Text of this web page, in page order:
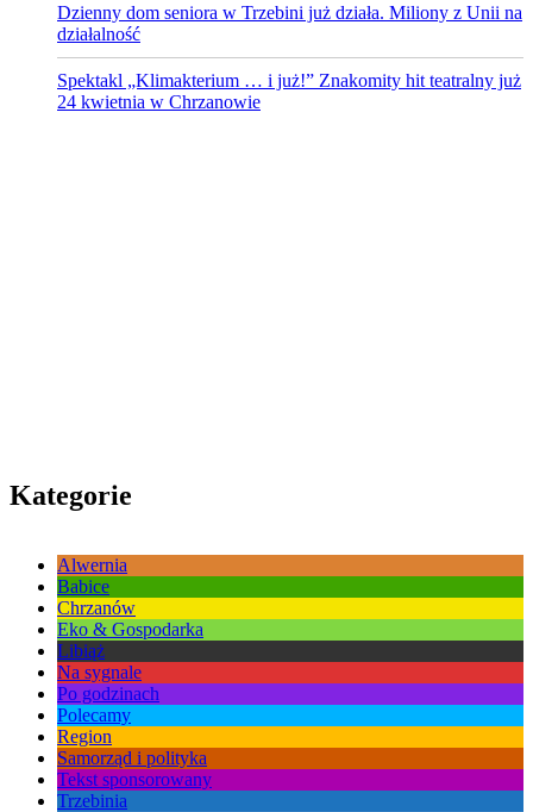
Dzienny dom seniora w Trzebini już działa. Miliony z Unii na
działalność
Spektakl „Klimakterium … i już!” Znakomity hit teatralny już
24 kwietnia w Chrzanowie
Kategorie
Alwernia
Babice
Chrzanów
Eko & Gospodarka
Libiąż
Na sygnale
Po godzinach
Polecamy
Region
Samorząd i polityka
Tekst sponsorowany
Trzebinia